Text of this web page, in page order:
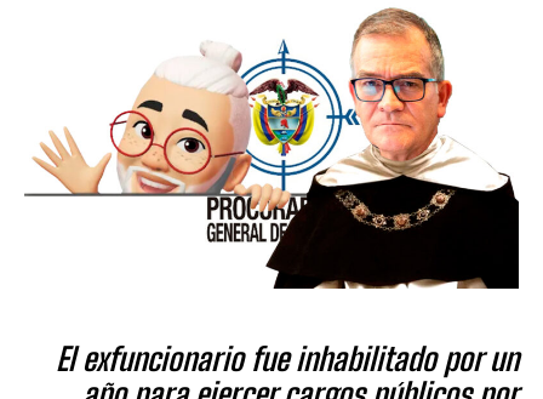
El exfuncionario fue inhabilitado por un